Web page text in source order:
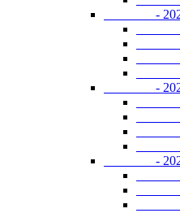
-
-
-
-
-
-
-
-
-
-
-
-
-
-